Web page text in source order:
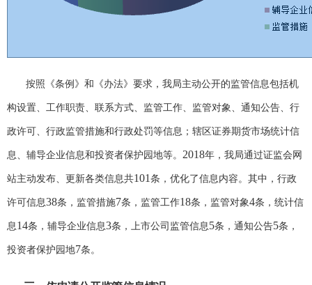
按照《条例》和《办法》要求，我局主动公开的监管信息包括机
构设置、工作职责、联系方式、监管工作、监管对象、通知公告、行
政许可、行政监管措施和行政处罚等信息；辖区证券期货市场统计信
息、辅导企业信息和投资者保护园地等。 2018年，我局通过证监会网
站主动发布、更新各类信息共101条，优化了信息内容。其中，行政
许可信息38条，监管措施7条，监管工作18条，监管对象4条，统计信
息14条，辅导企业信息3条，上市公司监管信息5条，通知公告5条，
投资者保护园地7条。